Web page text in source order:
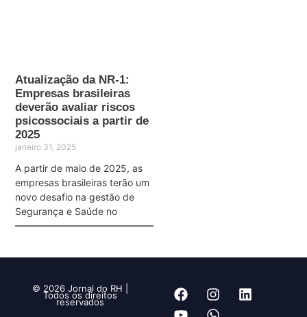
Atualização da NR-1:
Empresas brasileiras
deverão avaliar riscos
psicossociais a partir de
2025
janeiro 31, 2025
A partir de maio de 2025, as
empresas brasileiras terão um
novo desafio na gestão de
Segurança e Saúde no
© 2026 Jornal do RH |
Todos os direitos
reservados